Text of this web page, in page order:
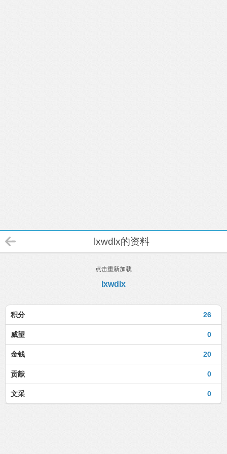
lxwdlx的资料
点击重新加载
lxwdlx
26
积分
0
威望
20
金钱
0
贡献
0
文采